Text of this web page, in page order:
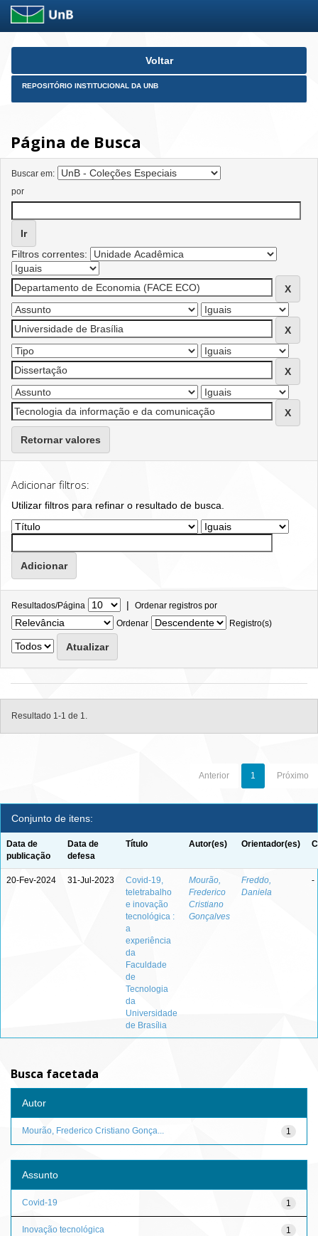
Skip
Voltar
REPOSITÓRIO INSTITUCIONAL DA UNB
Página de Busca
Buscar em:
por
Filtros correntes:
Retornar valores
Adicionar filtros:
Utilizar filtros para refinar o resultado de busca.
Resultados/Página | Ordenar registros por
Ordenar
Registro(s)
Resultado 1-1 de 1.
Anterior 1 Próximo
Conjunto de itens:
Data de
publicação
Data de
defesa
Título Autor(es) Orientador(es)
20-Fev-2024 31-Jul-2023
Covid-19,
teletrabalho
e inovação
tecnológica :
a
experiência
da
Faculdade
de
Tecnologia
da
Universidade
de Brasília
Mourão,
Frederico
Cristiano
Gonçalves
Freddo,
Daniela
-
Busca facetada
Autor
1
Mourão, Frederico Cristiano Gonça...
Assunto
1
Covid-19
1
Inovação tecnológica